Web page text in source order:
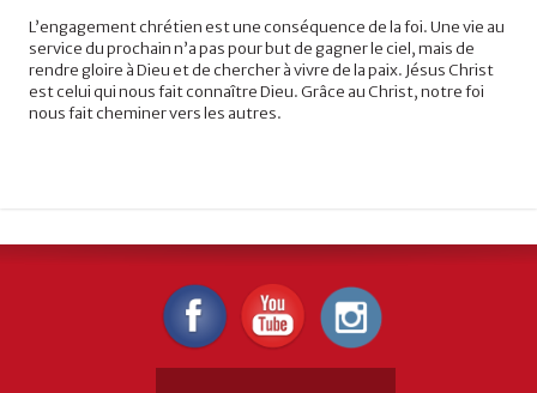
L’engagement chrétien est une conséquence de la foi. Une vie au
service du prochain n’a pas pour but de gagner le ciel, mais de
rendre gloire à Dieu et de chercher à vivre de la paix. Jésus Christ
est celui qui nous fait connaître Dieu. Grâce au Christ, notre foi
nous fait cheminer vers les autres.